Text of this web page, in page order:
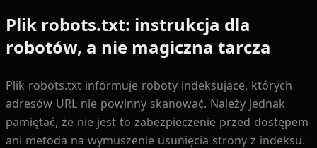
Plik robots.txt: instrukcja dla
robotów, a nie magiczna tarcza
Plik robots.txt informuje roboty indeksujące, których
adresów URL nie powinny skanować. Należy jednak
pamiętać, że nie jest to zabezpieczenie przed dostępem
ani metoda na wymuszenie usunięcia strony z indeksu.